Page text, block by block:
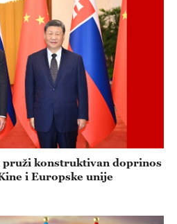
pruži konstruktivan doprinos
i Europske unije